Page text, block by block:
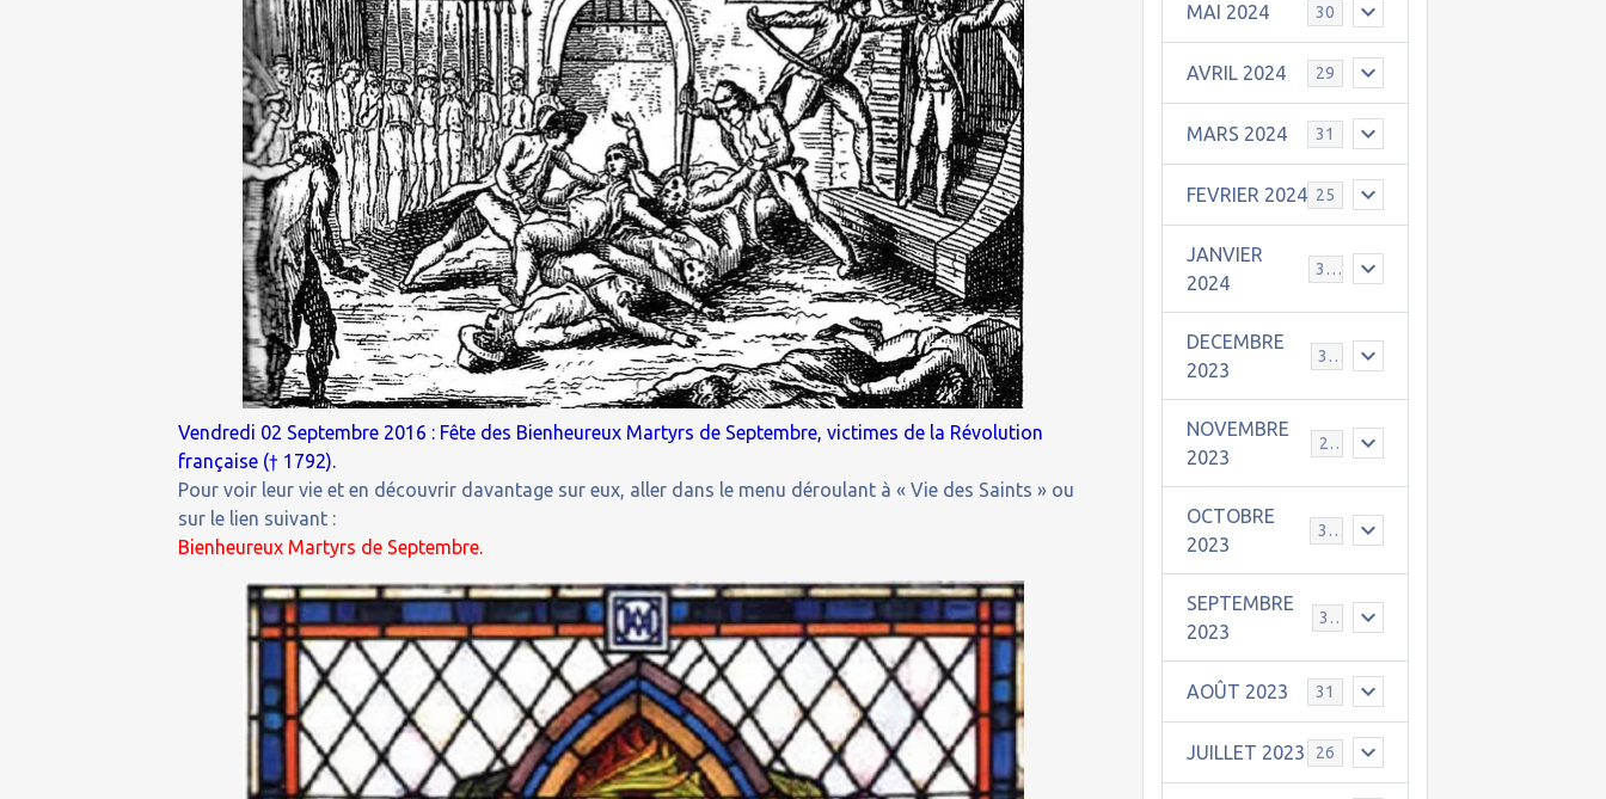
Vendredi 02 Septembre 2016 : Fête des Bienheureux Martyrs de Septembre, victimes de la Révolution
française († 1792).
Pour voir leur vie et en découvrir davantage sur eux, aller dans le menu déroulant à « Vie des Saints » ou
sur le lien suivant :
Bienheureux Martyrs de Septembre.
MAI 2024 30
AVRIL 2024 29
MARS 2024 31
FEVRIER 2024 25
JANVIER
2024
30
DECEMBRE
2023
31
NOVEMBRE
2023
24
OCTOBRE
2023
31
SEPTEMBRE
2023
30
AOÛT 2023 31
JUILLET 2023 26